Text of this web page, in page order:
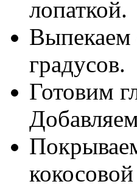
лопаткой.
Выпекаем
градусов.
Готовим